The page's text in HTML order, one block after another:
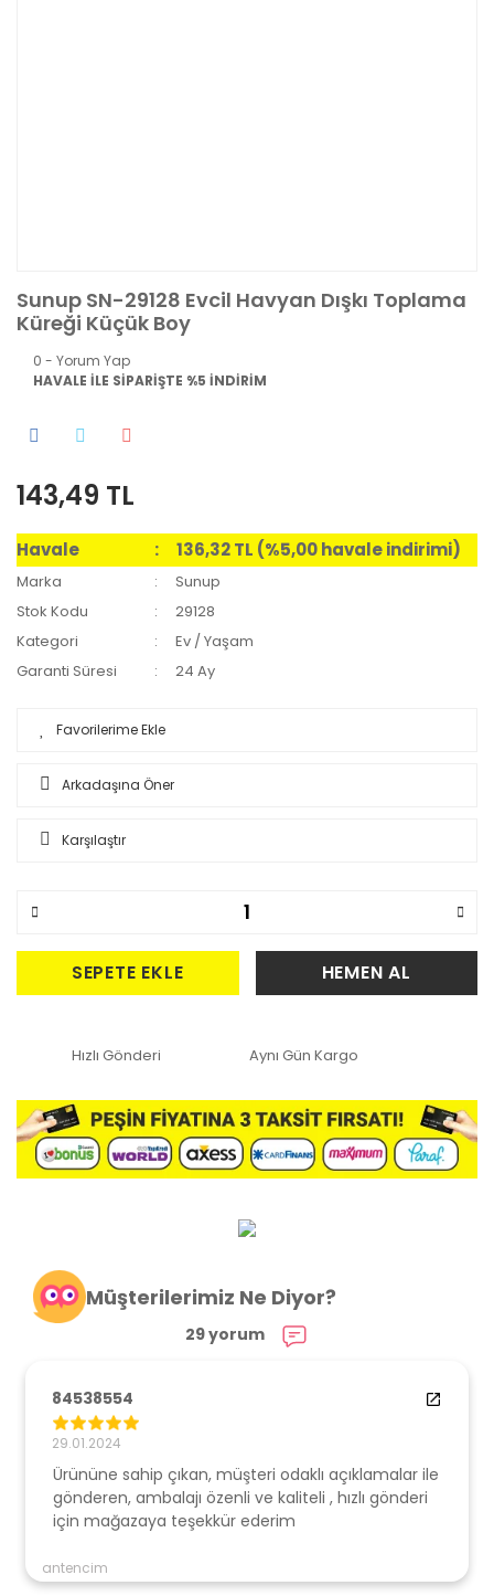
Sunup SN-29128 Evcil Havyan Dışkı Toplama
Küreği Küçük Boy
0 - Yorum Yap
HAVALE İLE SİPARİŞTE %5 İNDİRİM
143,49 TL
Havale 136,32 TL (%5,00 havale indirimi)
Marka
Sunup
Stok Kodu
29128
Kategori
Ev / Yaşam
Garanti Süresi
24 Ay
Arkadaşına Öner
Karşılaştır
SEPETE EKLE HEMEN AL
Hızlı Gönderi Aynı Gün Kargo
Müşterilerimiz Ne Diyor?
29 yorum
84538554
29.01.2024
Ürününe sahip çıkan, müşteri odaklı açıklamalar ile
gönderen, ambalajı özenli ve kaliteli , hızlı gönderi
için mağazaya teşekkür ederim
antencim